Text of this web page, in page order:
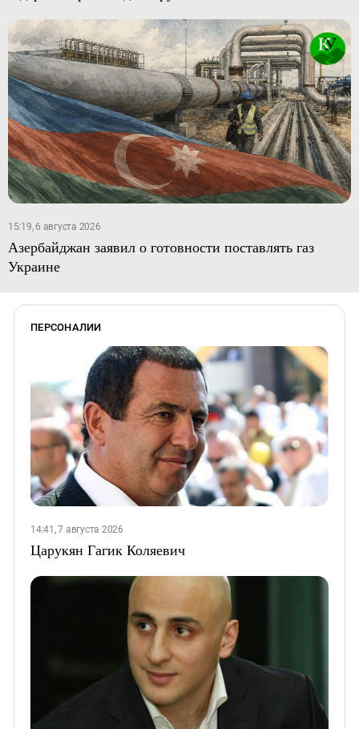
15:19, 6 августа 2026
Азербайджан заявил о готовности поставлять газ
Украине
ПЕРСОНАЛИИ
14:41, 7 августа 2026
Царукян Гагик Коляевич